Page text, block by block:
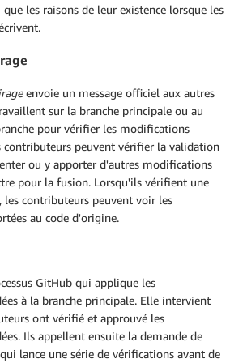
les raisons de leur existence lorsque les
envoie un message officiel aux autres
sur la branche principale ou au
pour vérifier les modifications
contributeurs peuvent vérifier la validation
ou y apporter d'autres modifications
pour la fusion. Lorsqu'ils vérifient une
les contributeurs peuvent voir les
au code d'origine.
GitHub qui applique les
à la branche principale. Elle intervient
ont vérifié et approuvé les
Ils appellent ensuite la demande de
lance une série de vérifications avant de